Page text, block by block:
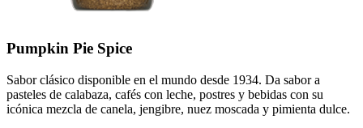
Pumpkin Pie Spice
Sabor clásico disponible en el mundo desde 1934. Da sabor a
pasteles de calabaza, cafés con leche, postres y bebidas con su
icónica mezcla de canela, jengibre, nuez moscada y pimienta dulce.